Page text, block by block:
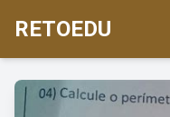
RETOEDU